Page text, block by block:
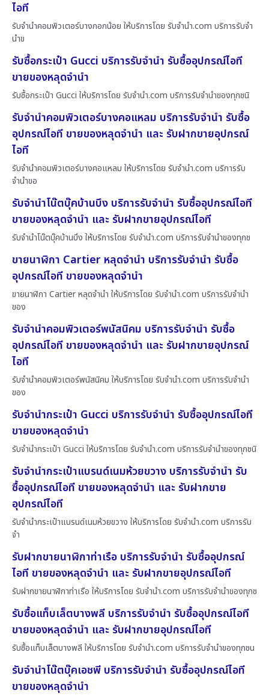
ไอที
รับจำนำคอมพิวเตอร์บางกอกน้อย ให้บริการโดย รับจํานํา.com บริการรับจำ
นำข
รับซื้อกระเป๋า Gucci บริการรับจำนำ รับซื้ออุปกรณ์ไอที
ขายของหลุดจำนำ
รับซื้อกระเป๋า Gucci ให้บริการโดย รับจํานํา.com บริการรับจำนำของทุกชนิ
รับจำนำคอมพิวเตอร์บางคอแหลม บริการรับจำนำ รับซื้อ
อุปกรณ์ไอที ขายของหลุดจำนำ และ รับฝากขายอุปกรณ์
ไอที
รับจำนำคอมพิวเตอร์บางคอแหลม ให้บริการโดย รับจํานํา.com บริการรับ
จำนำขอ
รับจำนำโน๊ตบุ๊คบ้านบึง บริการรับจำนำ รับซื้ออุปกรณ์ไอที
ขายของหลุดจำนำ และ รับฝากขายอุปกรณ์ไอที
รับจำนำโน๊ตบุ๊คบ้านบึง ให้บริการโดย รับจํานํา.com บริการรับจำนำของทุกช
ขายนาฬิกา Cartier หลุดจำนำ บริการรับจำนำ รับซื้อ
อุปกรณ์ไอที ขายของหลุดจำนำ
ขายนาฬิกา Cartier หลุดจำนำ ให้บริการโดย รับจํานํา.com บริการรับจำนำ
ของ
รับจำนำคอมพิวเตอร์พนัสนิคม บริการรับจำนำ รับซื้อ
อุปกรณ์ไอที ขายของหลุดจำนำ และ รับฝากขายอุปกรณ์
ไอที
รับจำนำคอมพิวเตอร์พนัสนิคม ให้บริการโดย รับจํานํา.com บริการรับจำนำ
ของ
รับจำนำกระเป๋า Gucci บริการรับจำนำ รับซื้ออุปกรณ์ไอที
ขายของหลุดจำนำ
รับจำนำกระเป๋า Gucci ให้บริการโดย รับจํานํา.com บริการรับจำนำของทุกชนิ
รับจำนำกระเป๋าแบรนด์เนมห้วยขวาง บริการรับจำนำ รับ
ซื้ออุปกรณ์ไอที ขายของหลุดจำนำ และ รับฝากขาย
อุปกรณ์ไอที
รับจำนำกระเป๋าแบรนด์เนมห้วยขวาง ให้บริการโดย รับจํานํา.com บริการรับ
จำ
รับฝากขายนาฬิกาท่าเรือ บริการรับจำนำ รับซื้ออุปกรณ์
ไอที ขายของหลุดจำนำ และ รับฝากขายอุปกรณ์ไอที
รับฝากขายนาฬิกาท่าเรือ ให้บริการโดย รับจํานํา.com บริการรับจำนำของทุกช
รับซื้อแท็บเล็ตบางพลี บริการรับจำนำ รับซื้ออุปกรณ์ไอที
ขายของหลุดจำนำ และ รับฝากขายอุปกรณ์ไอที
รับซื้อแท็บเล็ตบางพลี ให้บริการโดย รับจํานํา.com บริการรับจำนำของทุกชน
รับจำนำโน๊ตบุ๊คเอชพี บริการรับจำนำ รับซื้ออุปกรณ์ไอที
ขายของหลุดจำนำ